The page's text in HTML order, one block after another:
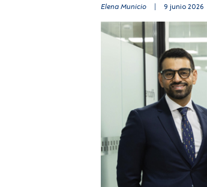
Elena Municio 9 junio 2026